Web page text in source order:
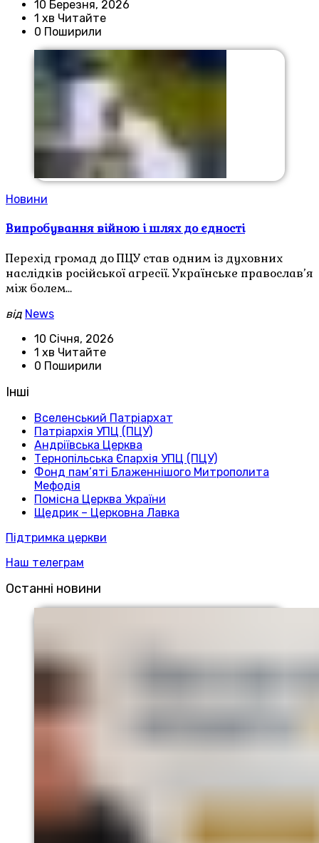
10 Березня, 2026
1 хв Читайте
0 Поширили
Новини
Випробування війною і шлях до єдності
Перехід громад до ПЦУ став одним із духовних
наслідків російської агресії. Українське православ’я
між болем…
від News
10 Січня, 2026
1 хв Читайте
0 Поширили
Інші
Вселенський Патріархат
Патріархія УПЦ (ПЦУ)
Андріївська Церква
Тернопільська Єпархія УПЦ (ПЦУ)
Фонд пам’яті Блаженнішого Митрополита
Мефодія
Помісна Церква України
Щедрик – Церковна Лавка
Підтримка церкви
Наш телеграм
Останні новини